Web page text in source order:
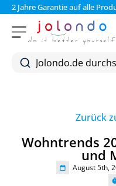
2 Jahre Garantie auf alle
Zurück
Wohntrends
und
August 5th,